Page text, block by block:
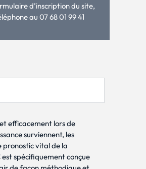
d’inscription du site,
au 07 68 01 99 41
efficacement lors de
surviennent, les
pronostic vital de la
spécifiquement conçue